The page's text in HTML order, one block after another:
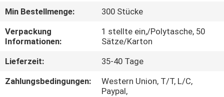
SITEMAP
PRIVACY
POLICY
Min Bestellmenge:
300 Stücke
Verpackung
Informationen:
1 stellte ein,/Polytasche, 50
Sätze/Karton
Lieferzeit:
35-40 Tage
Zahlungsbedingungen:
Western Union, T/T, L/C,
Paypal,